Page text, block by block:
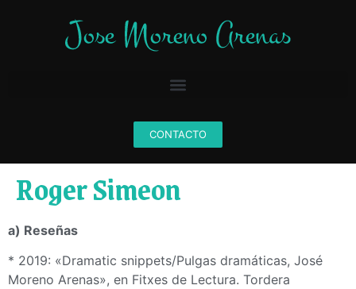
CONTACTO
Roger Simeon
a) Reseñas
* 2019: «Dramatic snippets/Pulgas dramáticas, José
Moreno Arenas», en Fitxes de Lectura. Tordera